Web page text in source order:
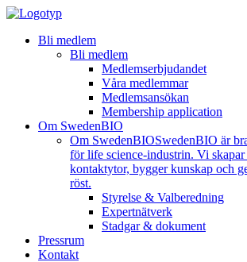
Bli medlem
Bli medlem
Medlemserbjudandet
Våra medlemmar
Medlemsansökan
Membership application
Om SwedenBIO
Om SwedenBIOSwedenBIO är
för life science-industrin. Vi
kontaktytor, bygger kunskap och
röst.
Styrelse & Valberedning
Expertnätverk
Stadgar & dokument
Pressrum
Kontakt